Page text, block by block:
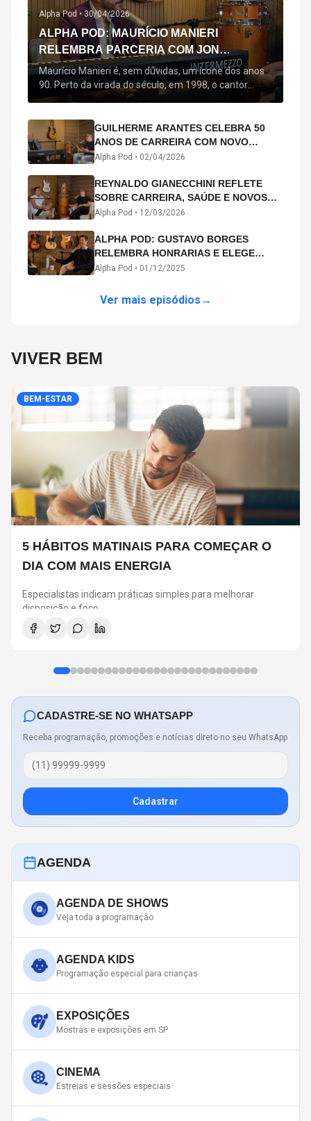
Alpha Pod • 30/04/2026
ALPHA POD: MAURÍCIO MANIERI
RELEMBRA PARCERIA COM JON
SECADA, ORIGEM DE "BEM QUERER" E
MAIS
Maurício Manieri é, sem dúvidas, um ícone dos anos
90. Perto da virada do século, em 1998, o cantor
estreou oficialmente com o seu primeiro disco, "A
acompanham até hoje, quase trinta anos mais tarde:
"Bem Querer" e "Minha Menina". Em 2026, o astro
segue com o […]
GUILHERME ARANTES CELEBRA 50
ANOS DE CARREIRA COM NOVO
ÁLBUM INTERDIMENSIONAL E TURNÊ
Alpha Pod • 02/04/2026
REYNALDO GIANECCHINI REFLETE
SOBRE CARREIRA, SAÚDE E NOVOS
CAMINHOS ARTÍSTICOS NO ALPHA
Alpha Pod • 12/03/2026
ALPHA POD: GUSTAVO BORGES
RELEMBRA HONRARIAS E ELEGE
MICHAEL PHELPS O MAIOR ATLETA DA
Alpha Pod • 01/12/2025
Ver mais episódios →
VIVER BEM
BEM-ESTAR
5 HÁBITOS MATINAIS PARA COMEÇAR O
DIA COM MAIS ENERGIA
Especialistas indicam práticas simples para melhorar
disposição e foco
CADASTRE-SE NO WHATSAPP
Receba programação, promoções e notícias direto no seu WhatsApp
Cadastrar
AGENDA
AGENDA DE SHOWS
Veja toda a programação
AGENDA KIDS
Programação especial para crianças
EXPOSIÇÕES
Mostras e exposições em SP
CINEMA
Estreias e sessões especiais